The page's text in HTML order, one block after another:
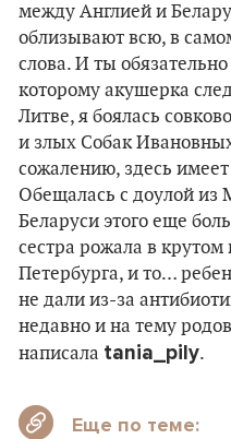
между Англией и
облизывают всю, в
слова. И ты
которому акушерка
Литве, я боялась
и злых Собак
сожалению, здесь
Обещалась с доулой из
Беларуси этого еще
сестра рожала в
Петербурга, и то…
не дали из-за
недавно и на тему
написала tania_pily.
Еще по теме: